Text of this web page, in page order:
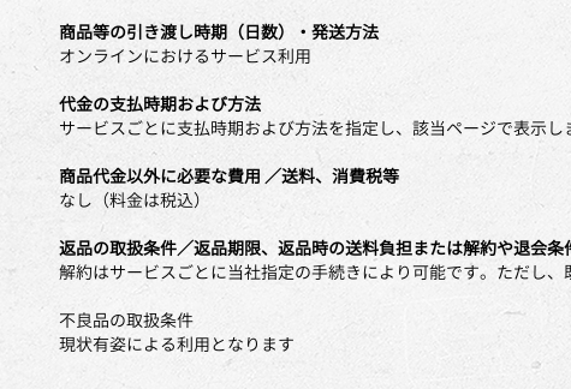
商品等の引き渡し時期（日数）・発送方法
オンラインにおけるサービス利用
代金の支払時期および方法
サービスごとに支払時期および方法を指定し、該当ページで表示し
商品代金以外に必要な費用 ／送料、消費税等
なし（料金は税込）
返品の取扱条件／返品期限、返品時の送料負担または解約や退会条
解約はサービスごとに当社指定の手続きにより可能です。ただし、
不良品の取扱条件
現状有姿による利用となります